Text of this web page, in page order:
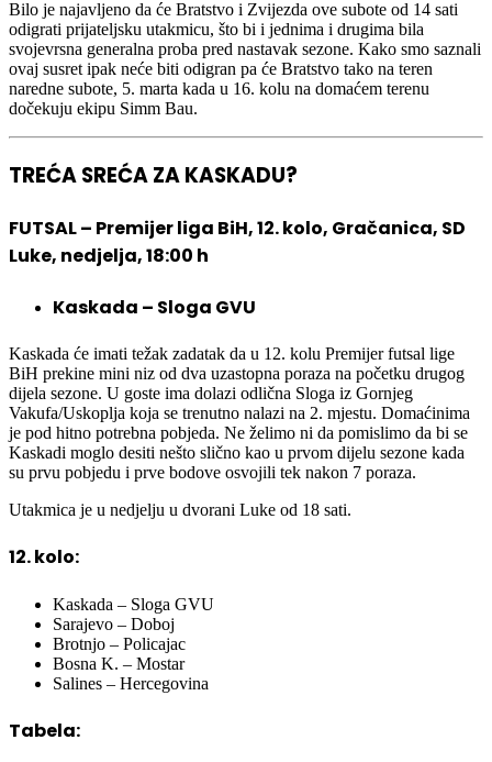
Bilo je najavljeno da će Bratstvo i Zvijezda ove subote od 14 sati
odigrati prijateljsku utakmicu, što bi i jednima i drugima bila
svojevrsna generalna proba pred nastavak sezone. Kako smo saznali
ovaj susret ipak neće biti odigran pa će Bratstvo tako na teren
naredne subote, 5. marta kada u 16. kolu na domaćem terenu
dočekuju ekipu Simm Bau.
TREĆA SREĆA ZA KASKADU?
FUTSAL – Premijer liga BiH, 12. kolo, Gračanica, SD
Luke, nedjelja, 18:00 h
Kaskada – Sloga GVU
Kaskada će imati težak zadatak da u 12. kolu Premijer futsal lige
BiH prekine mini niz od dva uzastopna poraza na početku drugog
dijela sezone. U goste ima dolazi odlična Sloga iz Gornjeg
Vakufa/Uskoplja koja se trenutno nalazi na 2. mjestu. Domaćinima
je pod hitno potrebna pobjeda. Ne želimo ni da pomislimo da bi se
Kaskadi moglo desiti nešto slično kao u prvom dijelu sezone kada
su prvu pobjedu i prve bodove osvojili tek nakon 7 poraza.
Utakmica je u nedjelju u dvorani Luke od 18 sati.
12. kolo:
Kaskada – Sloga GVU
Sarajevo – Doboj
Brotnjo – Policajac
Bosna K. – Mostar
Salines – Hercegovina
Tabela: